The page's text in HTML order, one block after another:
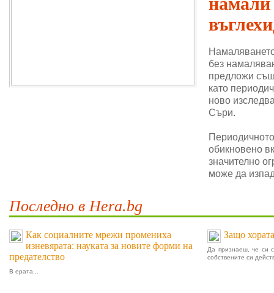
без
предложи
като
ново
Съри.
обикновено
значително
може да
Последно в Hera.bg
Как социалните мрежи промениха
изневярата: науката за новите форми на
предателство
В ерата...
Защо
Да признаеш, че си
собствените си